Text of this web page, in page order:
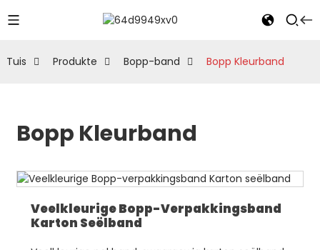
Tuis Produkte Bopp-band Bopp Kleurband
Bopp Kleurband
Veelkleurige Bopp-Verpakkingsband
Karton Seëlband